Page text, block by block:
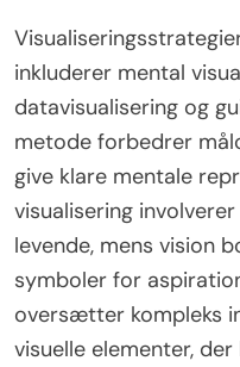
inkluderer mental
datavisualisering og
metode forbedrer
give klare mentale
visualisering
levende, mens vision
symboler for
oversætter kompleks
visuelle elementer,